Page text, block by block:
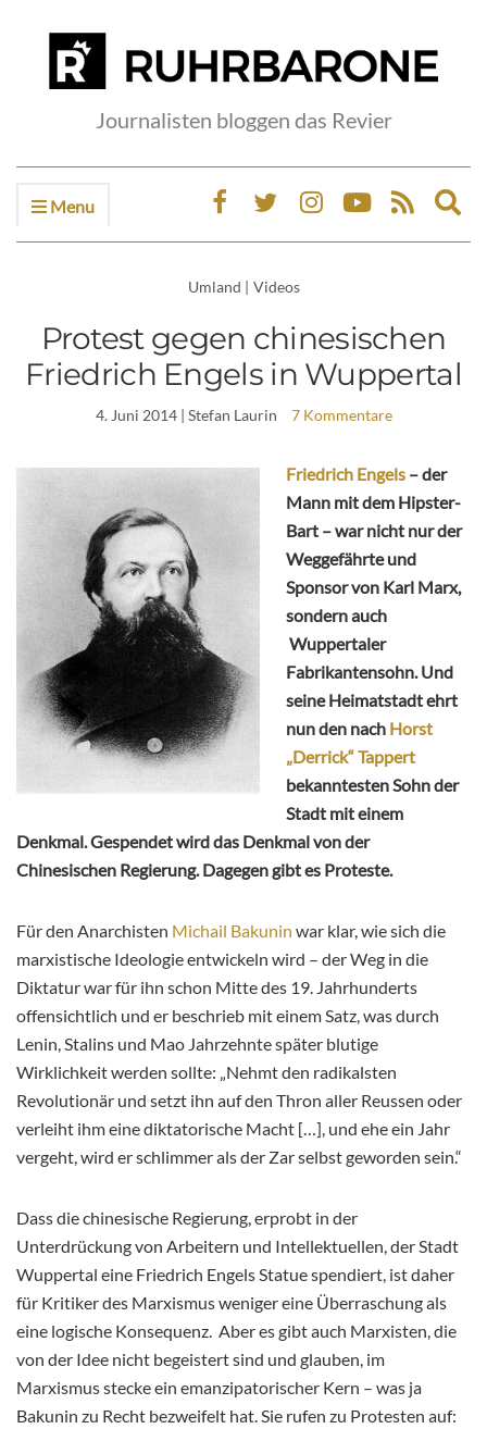
Journalisten bloggen das Revier
Menu
Umland | Videos
Protest gegen chinesischen
Friedrich Engels in Wuppertal
4. Juni 2014| Stefan Laurin 7 Kommentare
Friedrich Engels – der
Mann mit dem Hipster-
Bart – war nicht nur der
Weggefährte und
Sponsor von Karl Marx,
sondern auch
Wuppertaler
Fabrikantensohn. Und
seine Heimatstadt ehrt
nun den nach Horst
„Derrick“ Tappert
bekanntesten Sohn der
Stadt mit einem
Denkmal. Gespendet wird das Denkmal von der
Chinesischen Regierung. Dagegen gibt es Proteste.
Für den Anarchisten Michail Bakunin war klar, wie sich die
marxistische Ideologie entwickeln wird – der Weg in die
Diktatur war für ihn schon Mitte des 19. Jahrhunderts
offensichtlich und er beschrieb mit einem Satz, was durch
Lenin, Stalins und Mao Jahrzehnte später blutige
Wirklichkeit werden sollte: „Nehmt den radikalsten
Revolutionär und setzt ihn auf den Thron aller Reussen oder
verleiht ihm eine diktatorische Macht […], und ehe ein Jahr
vergeht, wird er schlimmer als der Zar selbst geworden sein.“
Dass die chinesische Regierung, erprobt in der
Unterdrückung von Arbeitern und Intellektuellen, der Stadt
Wuppertal eine Friedrich Engels Statue spendiert, ist daher
für Kritiker des Marxismus weniger eine Überraschung als
eine logische Konsequenz. Aber es gibt auch Marxisten, die
von der Idee nicht begeistert sind und glauben, im
Marxismus stecke ein emanzipatorischer Kern – was ja
Bakunin zu Recht bezweifelt hat. Sie rufen zu Protesten auf: